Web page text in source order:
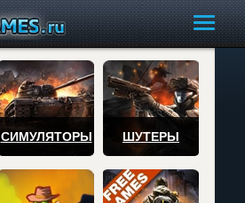
СИМУЛЯТОРЫ ШУТЕРЫ